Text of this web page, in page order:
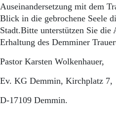
Auseinandersetzung mit dem
Blick in die gebrochene Seele
Stadt.Bitte unterstützen Sie die
Erhaltung des Demminer
Pastor Karsten Wolkenhauer,
Ev. KG Demmin, Kirchplatz 7,
D-17109 Demmin.